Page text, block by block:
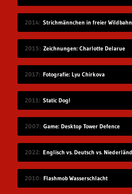
2014 Strichmännchen in freier Wildbahn
2015 Zeichnungen: Charlotte Delarue
2017 Fotografie: Lyu Chirkova
2011 Static Dog!
2007 Game: Desktop Tower Defence
2022
2010 Flashmob Wasserschlacht